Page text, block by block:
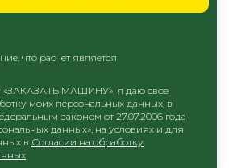
что расчет является
«ЗАКАЗАТЬ МАШИНУ», я даю свое
моих персональных данных, в
законом от 27.07.2006 года
данных», на условиях и для
в Согласии на обработку